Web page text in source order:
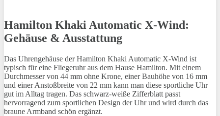
Hamilton Khaki Automatic X-Wind:
Gehäuse & Ausstattung
Das Uhrengehäuse der Hamilton Khaki Automatic X-Wind ist
typisch für eine Fliegeruhr aus dem Hause Hamilton. Mit einem
Durchmesser von 44 mm ohne Krone, einer Bauhöhe von 16 mm
und einer Anstoßbreite von 22 mm kann man diese sportliche Uhr
gut im Alltag tragen. Das schwarz-weiße Zifferblatt passt
hervorragend zum sportlichen Design der Uhr und wird durch das
braune Armband schön ergänzt.